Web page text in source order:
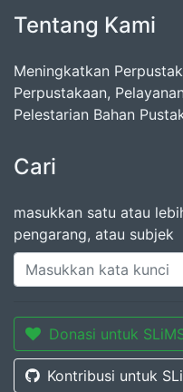
Tentang Kami
Meningkatkan
Perpustakaan,
Pelestarian Bahan
Cari
masukkan satu atau
pengarang, atau subjek
Donasi untuk
Kontribusi untuk